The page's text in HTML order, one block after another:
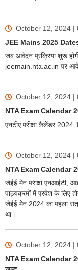
October 12, 2024 |
JEE Mains 2025
जब आवेदन प्रक्रिया शुरू
jeemain.nta.ac.in पर
October 12, 2024 |
NTA Exam Calendar
एनटीए परीक्षा कैलेंडर 2024
October 12, 2024 |
NTA Exam Calendar
जेईई मेन परीक्षा एनआईटी,
पाठ्यक्रमों में प्रवेश के लिए
जेईई मेन 2024 का पहला
था।
October 12, 2024 |
NTA Exam Calendar